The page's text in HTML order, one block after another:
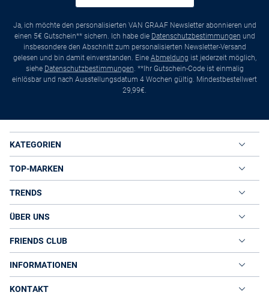
Ja, ich möchte den personalisierten VAN GRAAF Newsletter abonnieren und
einen 5€ Gutschein** sichern. Ich habe die Datenschutzbestimmungen und
insbesondere den Abschnitt zum personalisierten Newsletter-Versand
gelesen und bin damit einverstanden. Eine Abmeldung ist jederzeit möglich,
siehe Datenschutzbestimmungen. **Ihr Gutschein-Code ist einmalig
einlösbar und nach Ausstellungsdatum 4 Wochen gültig. Mindestbestellwert
29,99€.
KATEGORIEN
TOP-MARKEN
TRENDS
ÜBER UNS
FRIENDS CLUB
INFORMATIONEN
KONTAKT